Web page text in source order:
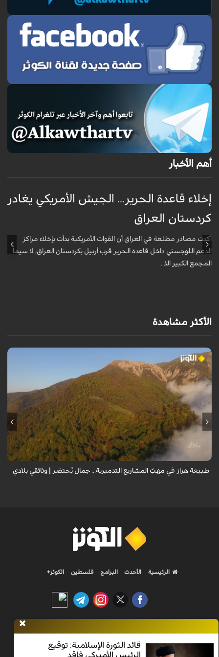
أهم الأخبار
إخلاء قاعدة الحرير... الجيش الأمريكي يغادر
كردستان العراق
أكدت مصادر مطلعة في العراق أن القوات الأمريكية بدأت بإخلاء مراكز
الدعم اللوجستي داخل قاعدة الحرير قرب أربيل بكردستان العراق، لا سيما
المجمع الكبير الذ...
الأكثر مشاهدة
من قلب طبيعة هراز التي كانت يوماً من أجمل الموائل الطبيعية في إيران، يحذر
المعد من كارثة بيئية: "وحش الأعمال والمشاريع التدميرية تنهش بجسم
طبيعة هراز في مهبّ المشاريع التدميرية... جمال يُحتضر | وثائقي بلادي
قائد الثورة الإسلامية: توقيع
الرئيس الأميركي فاقد
الرئيسية الأحدث البرامج فلسطين الكوثر+
Nilesat 11900 V | Badr 8 11747 V | Badr5 12284 V